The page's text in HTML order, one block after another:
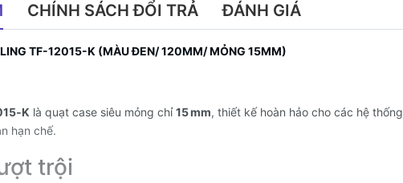
CHÍNH SÁCH ĐỔI TRẢ ĐÁNH GIÁ
TF-12015-K (MÀU ĐEN/ 120MM/ MỎNG 15MM)
là quạt case siêu mỏng chỉ 15 mm, thiết kế hoàn hảo cho các hệ thống
hạn chế.
trội